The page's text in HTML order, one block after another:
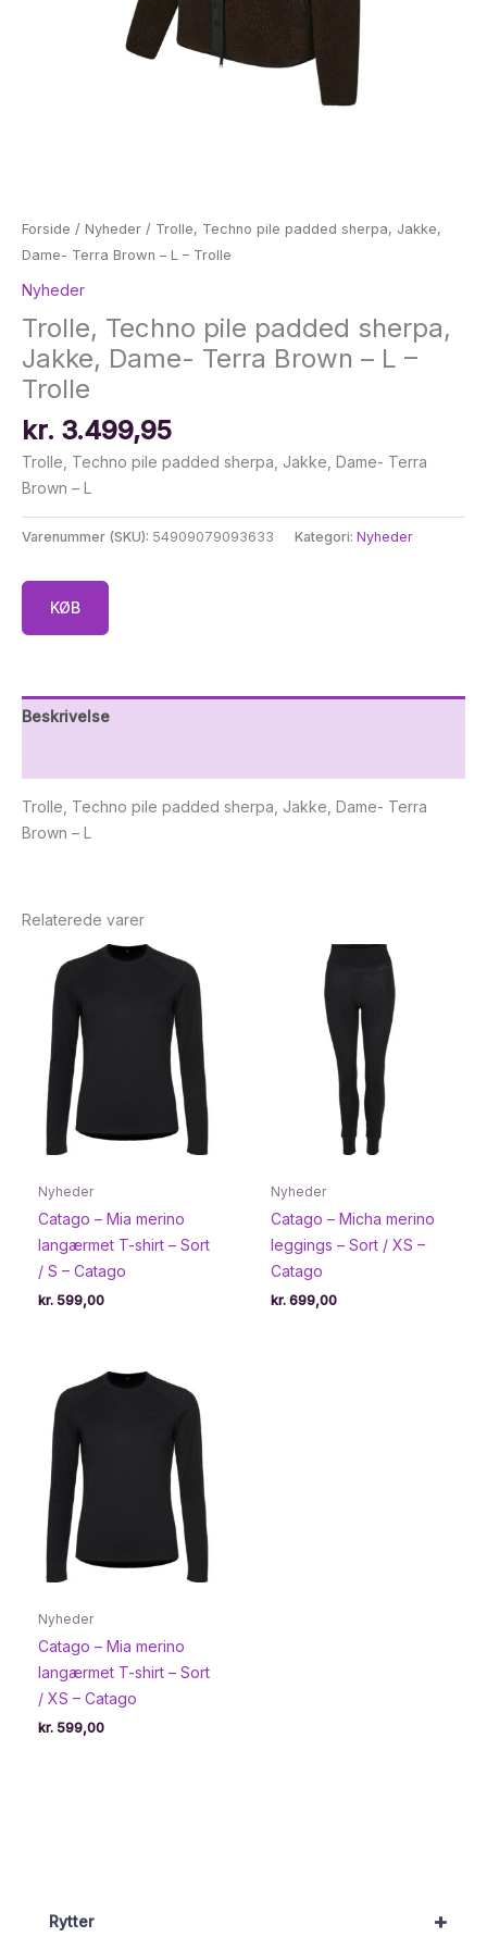
+
Rytter
Forside / Nyheder / Trolle, Techno pile padded sherpa, Jakke,
Dame- Terra Brown – L – Trolle
Nyheder
Trolle, Techno pile padded sherpa,
Jakke, Dame- Terra Brown – L –
Trolle
kr. 3.499,95
Trolle, Techno pile padded sherpa, Jakke, Dame- Terra
Brown – L
Varenummer (SKU): 54909079093633 Kategori: Nyheder
KØB
Beskrivelse
Trolle, Techno pile padded sherpa, Jakke, Dame- Terra
Brown – L
Relaterede varer
Nyheder
Catago – Mia merino
langærmet T-shirt – Sort
/ S – Catago
kr. 599,00
Nyheder
Catago – Micha merino
leggings – Sort / XS –
Catago
kr. 699,00
Nyheder
Catago – Mia merino
langærmet T-shirt – Sort
/ XS – Catago
kr. 599,00